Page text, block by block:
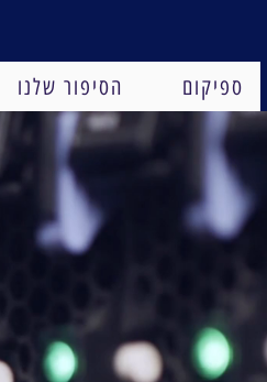
הסיפור שלנו ספיקום